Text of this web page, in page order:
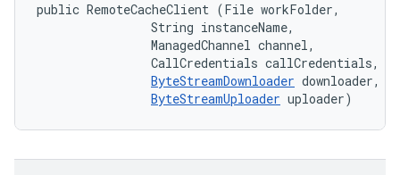
public RemoteCacheClient (File workFolder,
                String instanceName,
                ManagedChannel channel,
                CallCredentials callCredentials,
ByteStreamDownloader downloader,
ByteStreamUploader uploader)